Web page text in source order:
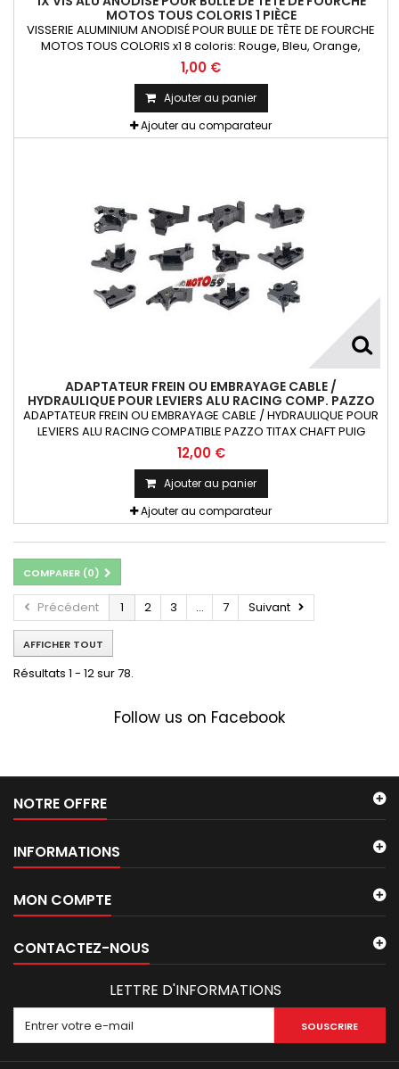
MOTOS TOUS COLORIS 1 PIÈCE
VISSERIE ALUMINIUM ANODISÉ POUR BULLE DE TÊTE DE FOURCHE
MOTOS TOUS COLORIS x1 8 coloris: Rouge, Bleu, Orange,
Argent, Titanium, Or, Noir et VertKit= Vis M5x16 alu + écrou
caoutchouc fileté + rondelle La Pièce !!!
1,00 €
Ajouter au panier
Ajouter au comparateur
ADAPTATEUR FREIN OU EMBRAYAGE CABLE /
HYDRAULIQUE POUR LEVIERS ALU RACING COMP. PAZZO
TITAX CHAFT PUIG RIZOMA X1
ADAPTATEUR FREIN OU EMBRAYAGE CABLE / HYDRAULIQUE POUR
LEVIERS ALU RACING COMPATIBLE PAZZO TITAX CHAFT PUIG
RIZOMA 1 pièce
12,00 €
Ajouter au panier
Ajouter au comparateur
COMPARER (0)
Précédent 1 2 3 ... 7 Suivant
AFFICHER TOUT
Résultats 1 - 12 sur 78.
Follow us on Facebook
NOTRE OFFRE
INFORMATIONS
MON COMPTE
CONTACTEZ-NOUS
LETTRE D'INFORMATIONS
SOUSCRIRE